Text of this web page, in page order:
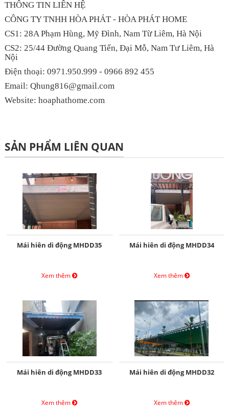
THÔNG TIN LIÊN HỆ
CÔNG TY TNHH HÒA PHÁT - HÒA PHÁT HOME
CS1: 28A Phạm Hùng, Mỹ Đình, Nam Từ Liêm, Hà Nội
CS2: 25/44 Đường Quang Tiến, Đại Mỗ, Nam Tư Liêm, Hà
Nội
Điện thoại: 0971.950.999 - 0966 892 455
Email: Qhung816@gmail.com
Website: hoaphathome.com
SẢN PHẨM LIÊN QUAN
Mái hiên di động MHDD35
Xem thêm
Mái hiên di động MHDD34
Xem thêm
Mái hiên di động MHDD33
Xem thêm
Mái hiên di động MHDD32
Xem thêm